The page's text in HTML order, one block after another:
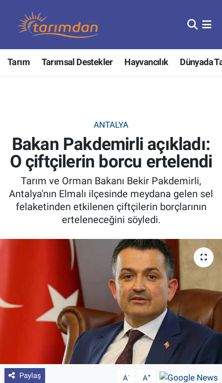
Tarım Tarımsal Destekler Hayvancılık Dünyada
ANTALYA
Bakan Pakdemirli açıkladı:
O çiftçilerin borcu ertelendi
Tarım ve Orman Bakanı Bekir Pakdemirli,
Antalya'nın Elmalı ilçesinde meydana gelen sel
felaketinden etkilenen çiftçilerin borçlarının
erteleneceğini söyledi.
Paylaş A- A+
Tarım
Hayvancılık
Tarımsal Destekler
Tarım Bakanlığı
TZOB
Tarım Kredi Kooperatifleri
Pankobirlik
Tarım Bilgisi
Yetiştirici Soruyor
Dünyada Tarım
Üretici Birlikleri
Nöbetçi Eczaneler
Hava Durumu
Tüm Manşetler
Son Dakika Haberleri
Haber Arşivi